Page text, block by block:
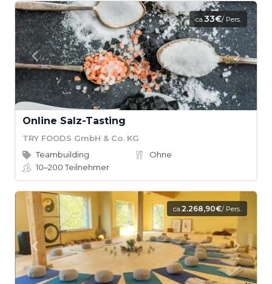
ca.33€/ Pers.
Online Salz-Tasting
TRY FOODS GmbH & Co. KG
Teambuilding
Ohne
10–200Teilnehmer
ca.2.268,90€/ Pers.